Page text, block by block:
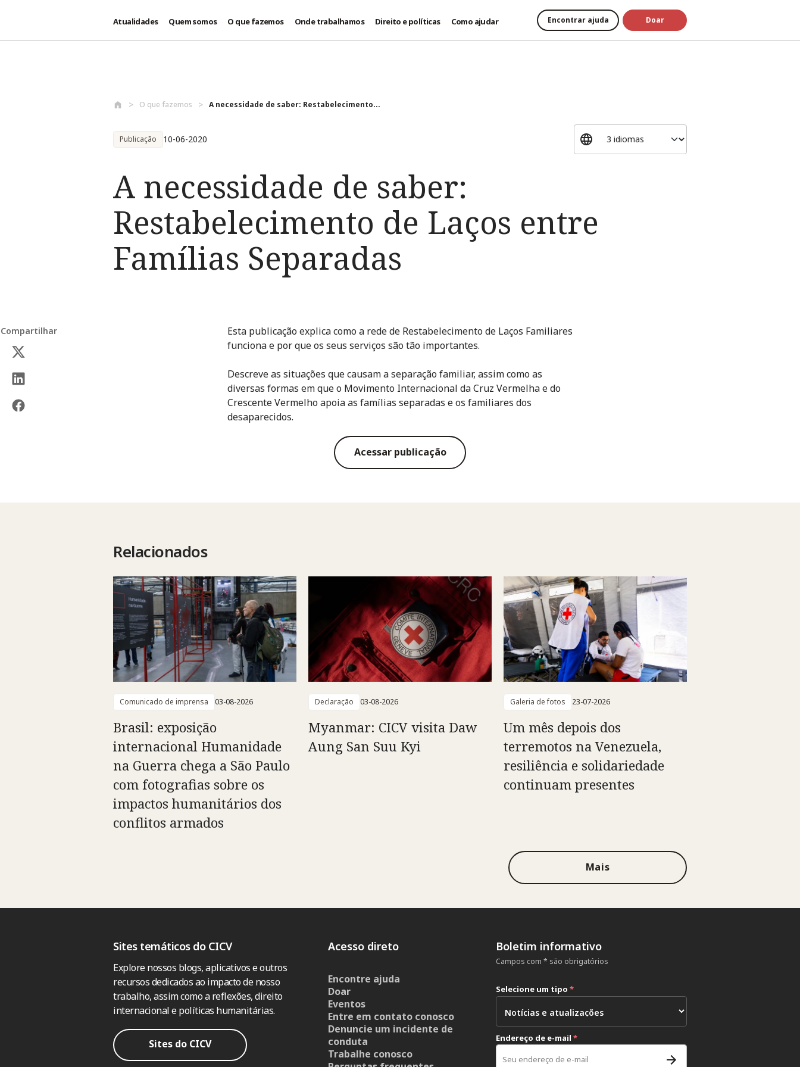
Atualidades Quem somos O que fazemos Onde trabalhamos Direito e políticas Como ajudar Encontrar ajuda Doar
O que fazemos A necessidade de saber: Restabelecimento...
Publicação 10-06-2020
A necessidade de saber:
Restabelecimento de Laços entre
Famílias Separadas
Compartilhar
Esta publicação explica como a rede de Restabelecimento de Laços Familiares
funciona e por que os seus serviços são tão importantes.
Descreve as situações que causam a separação familiar, assim como as
diversas formas em que o Movimento Internacional da Cruz Vermelha e do
Crescente Vermelho apoia as famílias separadas e os familiares dos
desaparecidos.
Acessar publicação
Relacionados
Comunicado de imprensa 03-08-2026
Brasil: exposição
internacional Humanidade
na Guerra chega a São Paulo
com fotografias sobre os
impactos humanitários dos
conflitos armados
Declaração 03-08-2026
Myanmar: CICV visita Daw
Aung San Suu Kyi
Galeria de fotos 23-07-2026
Um mês depois dos
terremotos na Venezuela,
resiliência e solidariedade
continuam presentes
Mais
Sites temáticos do CICV
Explore nossos blogs, aplicativos e outros
recursos dedicados ao impacto de nosso
trabalho, assim como a reflexões, direito
internacional e políticas humanitárias.
Sites do CICV
Acesso direto
Encontre ajuda
Doar
Eventos
Entre em contato conosco
Denuncie um incidente de
conduta
Trabalhe conosco
Boletim informativo
Campos com * são obrigatórios
Selecione um tipo *
Endereço de e-mail *